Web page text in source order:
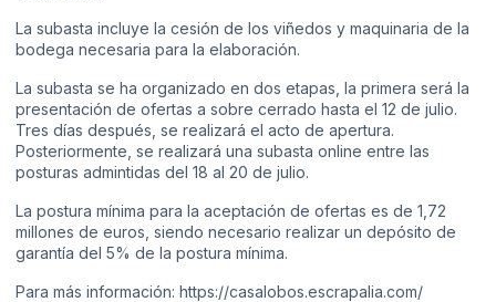
La subasta incluye la cesión de los viñedos y maquinaria de la
bodega necesaria para la elaboración.
La subasta se ha organizado en dos etapas, la primera será la
presentación de ofertas a sobre cerrado hasta el 12 de julio.
Tres días después, se realizará el acto de apertura.
Posteriormente, se realizará una subasta online entre las
posturas admintidas del 18 al 20 de julio.
La postura mínima para la aceptación de ofertas es de 1,72
millones de euros, siendo necesario realizar un depósito de
garantía del 5% de la postura mínima.
Para más información: https://casalobos.escrapalia.com/